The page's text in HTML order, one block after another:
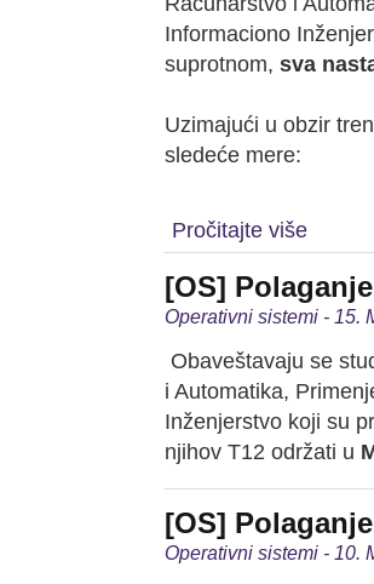
Informaciono
suprotnom, sva
Uzimajući u obzir
sledeće mere:
Pročitajte više
[OS]
Operativni sistemi - 15.
Obaveštavaju se
i Automatika,
Inženjerstvo koji su
njihov T12 održati u
[OS]
Operativni sistemi - 10.